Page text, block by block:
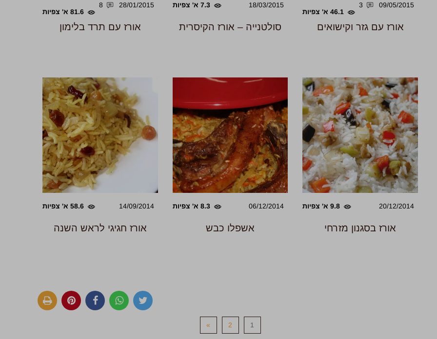
09/05/2015
3
46.1 א' צפיות
אורז עם גזר וקישואים
18/03/2015 7.3 א' צפיות
סולטנייה – אורז הקיסרית
28/01/2015
8
81.6 א' צפיות
אורז עם תרד בלימון
20/12/2014 9.8 א' צפיות
אורז בסגנון מזרחי
06/12/2014 8.3 א' צפיות
אשפלו כבש
14/09/2014 58.6 א' צפיות
אורז חגיגי לראש השנה
1
2
»